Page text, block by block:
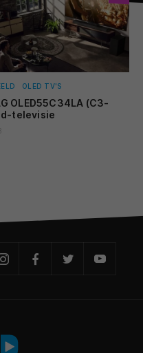
OLED TV'S
OLED55C34LA (C3-
televisie